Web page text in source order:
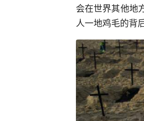
会在世界其他地
人一地鸡毛的背